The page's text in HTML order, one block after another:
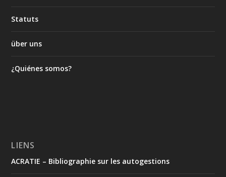
Statuts
über uns
¿Quiénes somos?
LIENS
ACRATIE – Bibliographie sur les autogestions